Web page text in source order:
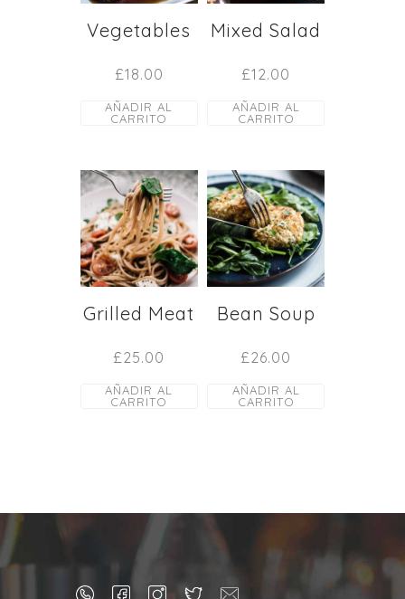
Vegetables
£18.00
AÑADIR AL
CARRITO
Mixed Salad
£12.00
AÑADIR AL
CARRITO
Grilled Meat
£25.00
AÑADIR AL
CARRITO
Bean Soup
£26.00
AÑADIR AL
CARRITO